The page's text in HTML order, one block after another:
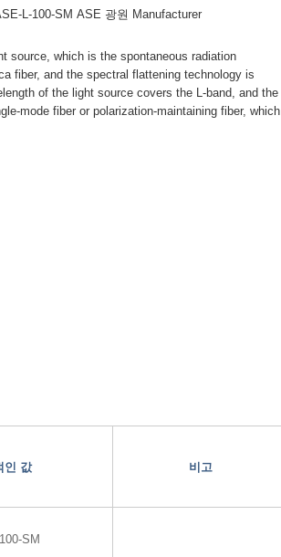
L-100-SM ASE 광원 Manufacturer
source, which is the spontaneous radiation
fiber, and the spectral flattening technology is
of the light source covers the L-band, and the
mode fiber or polarization-maintaining fiber, which
인 값 비고
SM